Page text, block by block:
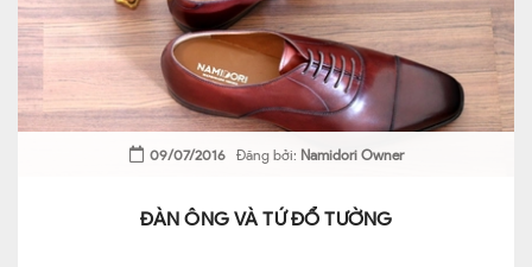
09/07/2016Đăng bởi: Namidori Owner
ĐÀN ÔNG VÀ TỨ ĐỔ TƯỜNG